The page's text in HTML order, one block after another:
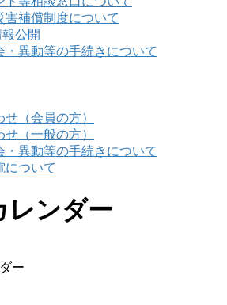
害補償制度について
公開
・異動等の手続きについて
（会員の方）
（一般の方）
・異動等の手続きについて
について
レンダー
ー